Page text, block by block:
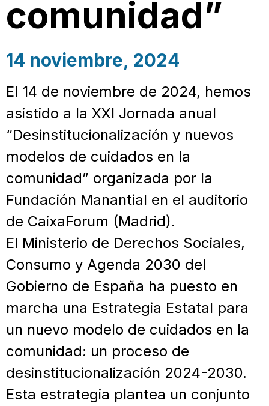
comunidad”
14 noviembre, 2024
El 14 de noviembre de 2024, hemos
asistido a la XXI Jornada anual
“Desinstitucionalización y nuevos
modelos de cuidados en la
comunidad” organizada por la
Fundación Manantial en el auditorio
de CaixaForum (Madrid).
El Ministerio de Derechos Sociales,
Consumo y Agenda 2030 del
Gobierno de España ha puesto en
marcha una Estrategia Estatal para
un nuevo modelo de cuidados en la
comunidad: un proceso de
desinstitucionalización 2024-2030.
Esta estrategia plantea un conjunto